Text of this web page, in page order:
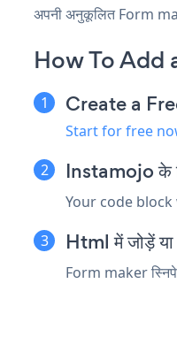
अपनी अनुकूलित Form
How To Add
Create a
Start for free
Instamojo के
Your code
Html में जोड़ें
Form maker